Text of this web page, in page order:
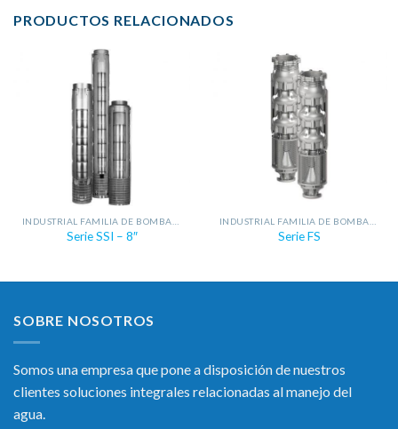
PRODUCTOS RELACIONADOS
Serie SSI – 8″ Serie FS
SOBRE NOSOTROS
Somos una empresa que pone a disposición de nuestros
clientes soluciones integrales relacionadas al manejo del
agua.